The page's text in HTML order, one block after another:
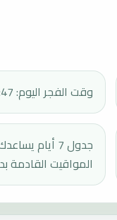
وقت الفجر اليوم: 03:47.
جدول 7 أيام
المواقيت القادمة